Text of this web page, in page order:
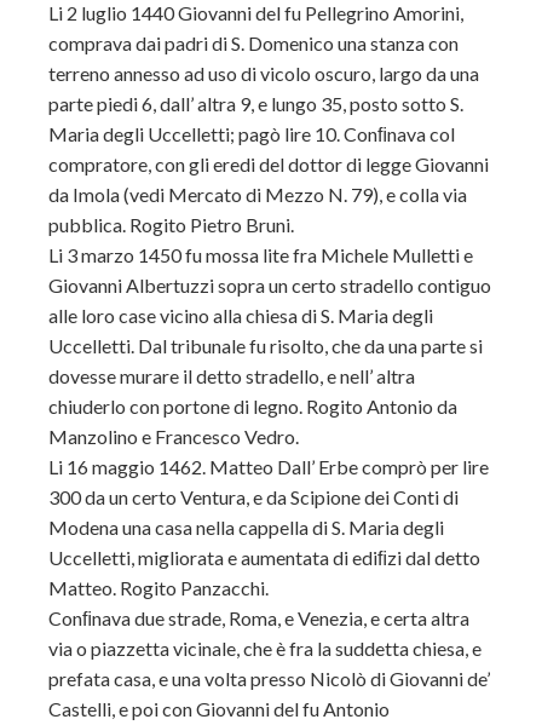
Li 2 luglio 1440 Giovanni del fu Pellegrino Amorini,
comprava dai padri di S. Domenico una stanza con
terreno annesso ad uso di vicolo oscuro, largo da una
parte piedi 6, dall’ altra 9, e lungo 35, posto sotto S.
Maria degli Uccelletti; pagò lire 10. Conﬁnava col
compratore, con gli eredi del dottor di legge Giovanni
da Imola (vedi Mercato di Mezzo N. 79), e colla via
pubblica. Rogito Pietro Bruni.
Li 3 marzo 1450 fu mossa lite fra Michele Mulletti e
Giovanni Albertuzzi sopra un certo stradello contiguo
alle loro case vicino alla chiesa di S. Maria degli
Uccelletti. Dal tribunale fu risolto, che da una parte si
dovesse murare il detto stradello, e nell’ altra
chiuderlo con portone di legno. Rogito Antonio da
Manzolino e Francesco Vedro.
Li 16 maggio 1462. Matteo Dall’ Erbe comprò per lire
300 da un certo Ventura, e da Scipione dei Conti di
Modena una casa nella cappella di S. Maria degli
Uccelletti, migliorata e aumentata di ediﬁzi dal detto
Matteo. Rogito Panzacchi.
Conﬁnava due strade, Roma, e Venezia, e certa altra
via o piazzetta vicinale, che è fra la suddetta chiesa, e
prefata casa, e una volta presso Nicolò di Giovanni de’
Castelli, e poi con Giovanni del fu Antonio